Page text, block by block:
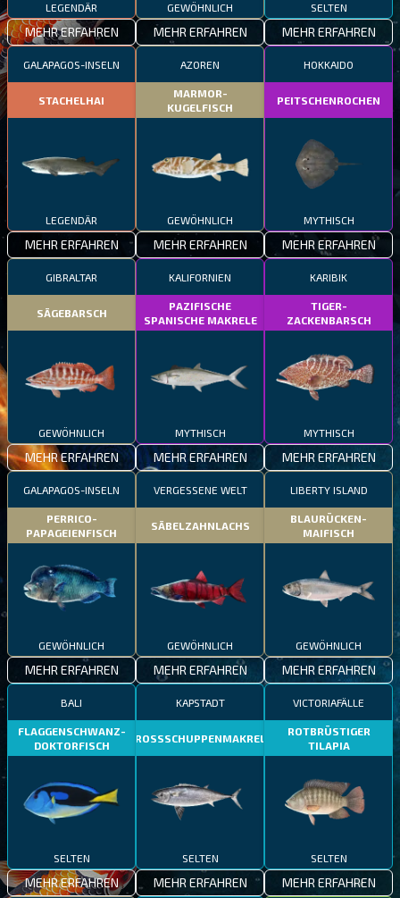
LEGENDÄR
MEHR ERFAHREN
GEWÖHNLICH
MEHR ERFAHREN
SELTEN
MEHR ERFAHREN
GALAPAGOS-INSELN
STACHELHAI
LEGENDÄR
MEHR ERFAHREN
AZOREN
MARMOR-
KUGELFISCH
GEWÖHNLICH
MEHR ERFAHREN
HOKKAIDO
PEITSCHENROCHEN
MYTHISCH
MEHR ERFAHREN
GIBRALTAR
SÄGEBARSCH
GEWÖHNLICH
MEHR ERFAHREN
KALIFORNIEN
PAZIFISCHE
SPANISCHE MAKRELE
MYTHISCH
MEHR ERFAHREN
KARIBIK
TIGER-
ZACKENBARSCH
MYTHISCH
MEHR ERFAHREN
GALAPAGOS-INSELN
PERRICO-
PAPAGEIENFISCH
GEWÖHNLICH
MEHR ERFAHREN
VERGESSENE WELT
SÄBELZAHNLACHS
GEWÖHNLICH
MEHR ERFAHREN
LIBERTY ISLAND
BLAURÜCKEN-
MAIFISCH
GEWÖHNLICH
MEHR ERFAHREN
BALI
FLAGGENSCHWANZ-
DOKTORFISCH
SELTEN
MEHR ERFAHREN
KAPSTADT
GROSSSCHUPPENMAKRELE
SELTEN
MEHR ERFAHREN
VICTORIAFÄLLE
ROTBRÜSTIGER
TILAPIA
SELTEN
MEHR ERFAHREN